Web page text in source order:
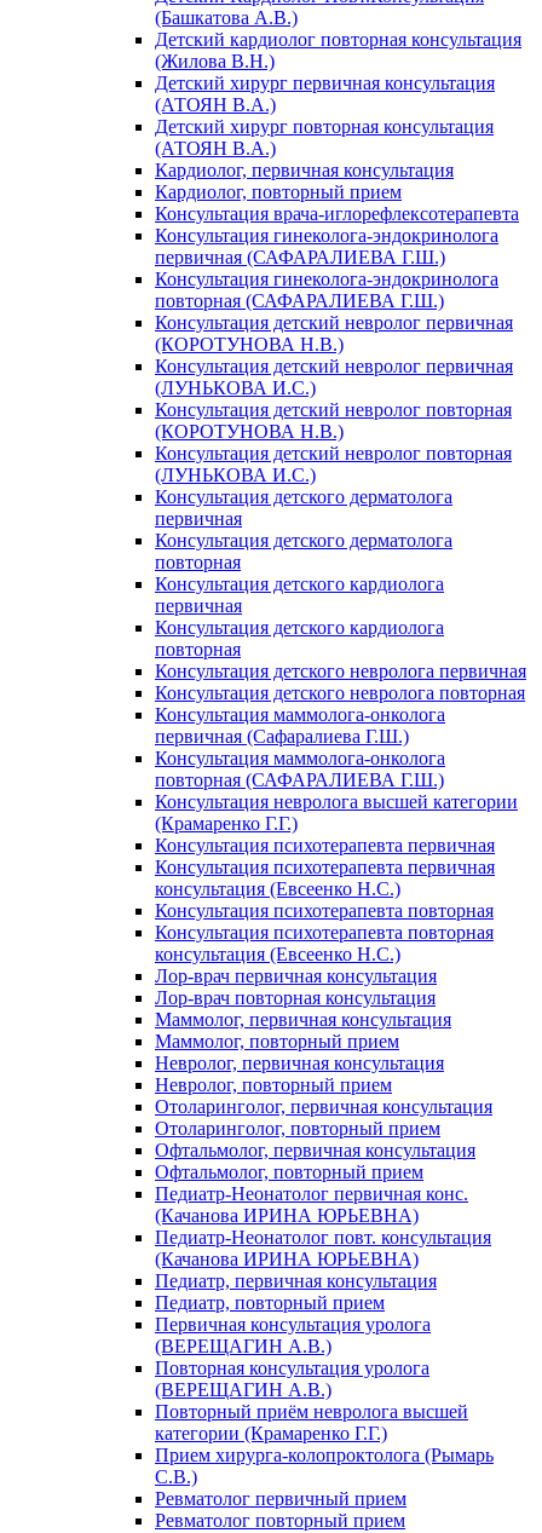
(Башкатова А.В.)
Детский кардиолог повторная консультация
(Жилова В.Н.)
Детский хирург первичная консультация
(АТОЯН В.А.)
Детский хирург повторная консультация
(АТОЯН В.А.)
Кардиолог, первичная консультация
Кардиолог, повторный прием
Консультация врача-иглорефлексотерапевта
Консультация гинеколога-эндокринолога
первичная (САФАРАЛИЕВА Г.Ш.)
Консультация гинеколога-эндокринолога
повторная (САФАРАЛИЕВА Г.Ш.)
Консультация детский невролог первичная
(КОРОТУНОВА Н.В.)
Консультация детский невролог первичная
(ЛУНЬКОВА И.С.)
Консультация детский невролог повторная
(КОРОТУНОВА Н.В.)
Консультация детский невролог повторная
(ЛУНЬКОВА И.С.)
Консультация детского дерматолога
первичная
Консультация детского дерматолога
повторная
Консультация детского кардиолога
первичная
Консультация детского кардиолога
повторная
Консультация детского невролога первичная
Консультация детского невролога повторная
Консультация маммолога-онколога
первичная (Сафаралиева Г.Ш.)
Консультация маммолога-онколога
повторная (САФАРАЛИЕВА Г.Ш.)
Консультация невролога высшей категории
(Крамаренко Г.Г.)
Консультация психотерапевта первичная
Консультация психотерапевта первичная
консультация (Евсеенко Н.С.)
Консультация психотерапевта повторная
Консультация психотерапевта повторная
консультация (Евсеенко Н.С.)
Лор-врач первичная консультация
Лор-врач повторная консультация
Маммолог, первичная консультация
Маммолог, повторный прием
Невролог, первичная консультация
Невролог, повторный прием
Отоларинголог, первичная консультация
Отоларинголог, повторный прием
Офтальмолог, первичная консультация
Офтальмолог, повторный прием
Педиатр-Неонатолог первичная конс.
(Качанова ИРИНА ЮРЬЕВНА)
Педиатр-Неонатолог повт. консультация
(Качанова ИРИНА ЮРЬЕВНА)
Педиатр, первичная консультация
Педиатр, повторный прием
Первичная консультация уролога
(ВЕРЕЩАГИН А.В.)
Повторная консультация уролога
(ВЕРЕЩАГИН А.В.)
Повторный приём невролога высшей
категории (Крамаренко Г.Г.)
Прием хирурга-колопроктолога (Рымарь
С.В.)
Ревматолог первичный прием
Ревматолог повторный прием